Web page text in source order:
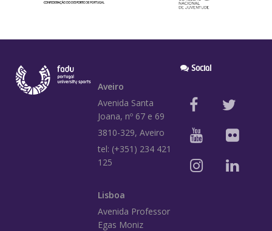
Aveiro
Avenida Santa
Joana, nº 67 e 69
3810-329, Aveiro
tel: (+351) 234 421
125
Lisboa
Avenida Professor
Egas Moniz
Social